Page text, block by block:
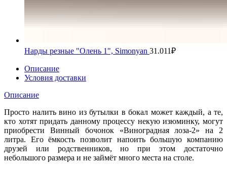
Нарды резные "Олень 1", Simonyan 31.011₽
Описание
Условия доставки
Описание
Просто налить вино из бутылки в бокал может каждый, а те,
кто хотят придать данному процессу некую изюминку, могут
приобрести Винный бочонок «Виноградная лоза-2» на 2
литра. Его ёмкость позволит напоить большую компанию
друзей или родственников, но при этом достаточно
небольшого размера и не займёт много места на столе.